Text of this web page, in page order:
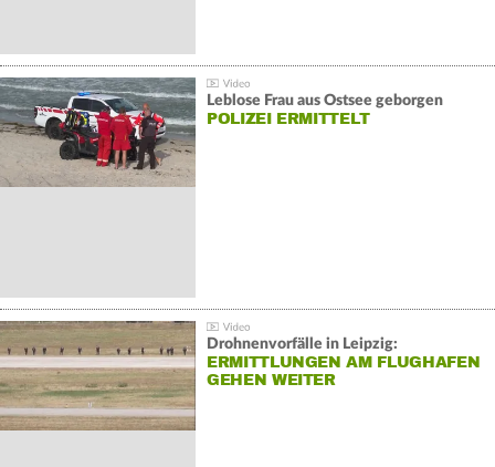
Leblose Frau aus Ostsee geborgen
POLIZEI ERMITTELT
Drohnenvorfälle in Leipzig:
ERMITTLUNGEN AM FLUGHAFEN
GEHEN WEITER